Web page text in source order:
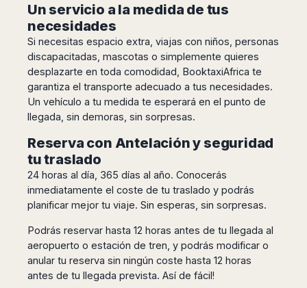
Düsseldorf
Frankfurt
Nürnberg
Hamburg
Hannover
Leipzig
Bremen
Munich
Austria
Graz
Innsbruck
Linz
Schwechat
Vienna
Jinan
Nanjing
Qingdao
Shanghai
Shenyang
Shenzhen
Tianjin
Darwin
Cairns
Japan
Tokyo
Kobe
Okazaki
Osaka
Sapporo
Ahmedabad
Aurangabad
Bangalore
Bhopal
Bhubaneswar
Calicut
Coimbatore
Dehradun
Goa
Guwahati
Jamshedpur
Jodhpur
Cochin
Lucknow
de
Janeiro
Sao
Paulo
Porto
Alegre
Curitiba
Fortaleza
Salvador
de
Bahia
Colombia
Cartagena
Medellín
San
Andrés
Un servicio a la medida de tus
necesidades
Si necesitas espacio extra, viajas con niños, personas
discapacitadas, mascotas o simplemente quieres
desplazarte en toda comodidad, BooktaxiAfrica te
garantiza el transporte adecuado a tus necesidades.
Un vehículo a tu medida te esperará en el punto de
llegada, sin demoras, sin sorpresas.
Reserva con Antelación y seguridad
tu traslado
24 horas al día, 365 días al año. Conocerás
inmediatamente el coste de tu traslado y podrás
planificar mejor tu viaje. Sin esperas, sin sorpresas.
Podrás reservar hasta 12 horas antes de tu llegada al
aeropuerto o estación de tren, y podrás modificar o
anular tu reserva sin ningún coste hasta 12 horas
antes de tu llegada prevista. Así de fácil!